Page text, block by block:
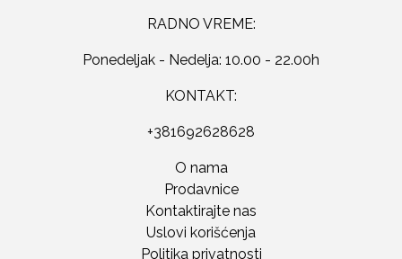
RADNO VREME:
Ponedeljak - Nedelja: 10.00 - 22.00h
KONTAKT:
+381692628628
O nama
Prodavnice
Kontaktirajte nas
Uslovi korišćenja
Politika privatnosti